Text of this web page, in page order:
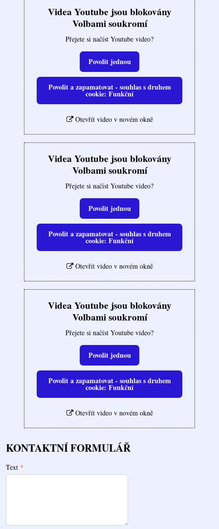
Videa Youtube jsou blokovány
Volbami soukromí
Přejete si načíst Youtube video?
Povolit jednou
Povolit a zapamatovat - souhlas s druhem
cookie: Funkční
Otevřít video v novém okně
Videa Youtube jsou blokovány
Volbami soukromí
Přejete si načíst Youtube video?
Povolit jednou
Povolit a zapamatovat - souhlas s druhem
cookie: Funkční
Otevřít video v novém okně
Videa Youtube jsou blokovány
Volbami soukromí
Přejete si načíst Youtube video?
Povolit jednou
Povolit a zapamatovat - souhlas s druhem
cookie: Funkční
Otevřít video v novém okně
KONTAKTNÍ FORMULÁŘ
Text *